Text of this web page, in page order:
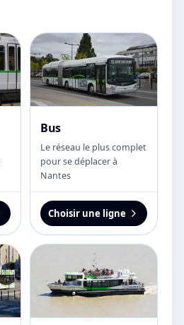
Bus
Le réseau le plus complet
pour se déplacer à
Nantes
Choisir une ligne